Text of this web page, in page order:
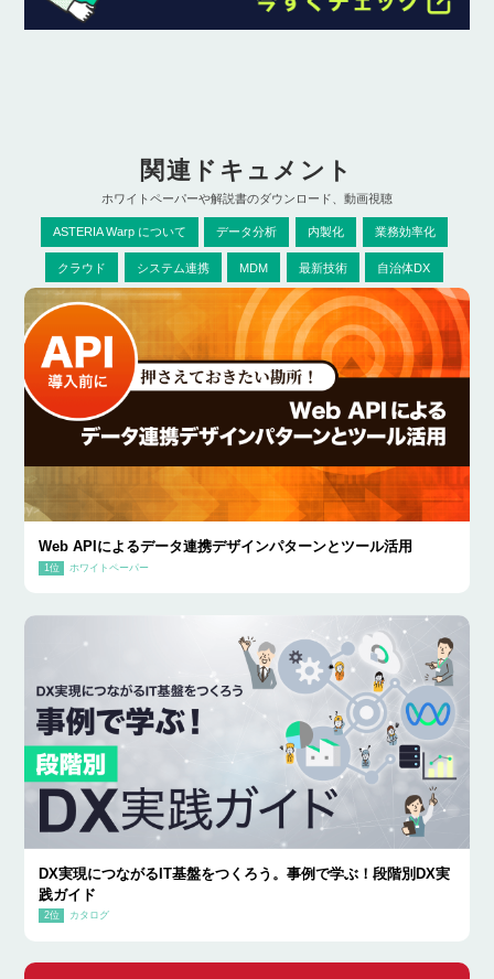
関連ドキュメント
ホワイトペーパーや解説書のダウンロード、動画視聴
ASTERIA Warp について データ分析 内製化 業務効率化
クラウド システム連携 MDM 最新技術 自治体DX
Web APIによるデータ連携デザインパターンとツール活用
ホワイトペーパー
DX実現につながるIT基盤をつくろう。事例で学ぶ！段階別DX実
践ガイド
カタログ